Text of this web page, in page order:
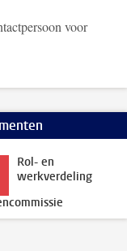
voor
Rol- en
werkverdeling